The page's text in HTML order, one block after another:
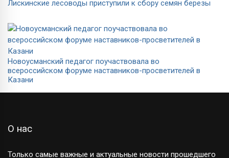
Лискинские лесоводы приступили к сбору семян березы
Новоусманский педагог поучаствовала во
всероссийском форуме наставников-просветителей в
Казани
О нас
Только самые важные и актуальные новости прошедшего